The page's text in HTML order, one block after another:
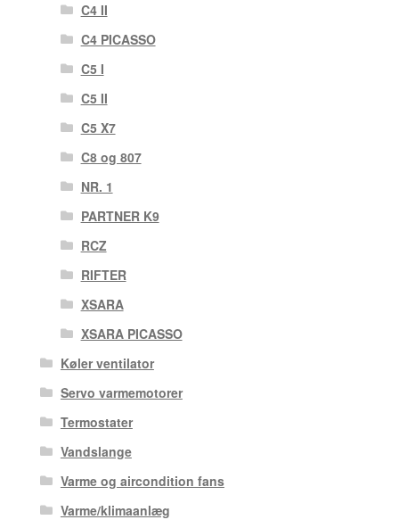
C4 II
C4 PICASSO
C5 I
C5 II
C5 X7
C8 og 807
NR. 1
PARTNER K9
RCZ
RIFTER
XSARA
XSARA PICASSO
Køler ventilator
Servo varmemotorer
Termostater
Vandslange
Varme og aircondition fans
Varme/klimaanlæg